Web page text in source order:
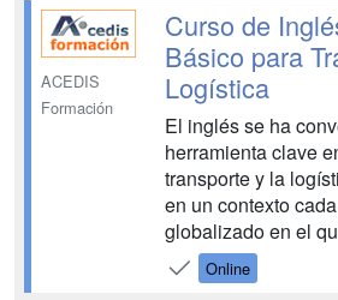
comunicación
desarrollarás la
...
ACEDIS
Formación
Curso de
Básico para
Logística
El inglés se ha
herramienta clave
transporte y la
en un contexto
globalizado en el
interactuar con
operadores
Online